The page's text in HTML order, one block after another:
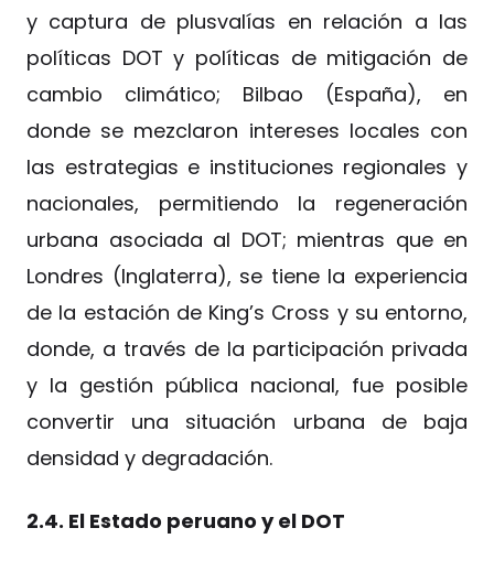
y captura de plusvalías en relación a las
políticas DOT y políticas de mitigación de
cambio climático; Bilbao (España), en
donde se mezclaron intereses locales con
las estrategias e instituciones regionales y
nacionales, permitiendo la regeneración
urbana asociada al DOT; mientras que en
Londres (Inglaterra), se tiene la experiencia
de la estación de King’s Cross y su entorno,
donde, a través de la participación privada
y la gestión pública nacional, fue posible
convertir una situación urbana de baja
densidad y degradación.
2.4. El Estado peruano y el DOT